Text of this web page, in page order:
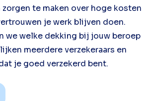
te maken over hoge kosten
je werk blijven doen.
we welke dekking bij jouw beroep
meerdere verzekeraars en
je goed verzekerd bent.